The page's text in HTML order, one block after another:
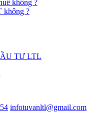
không ?
không ?
TƯ LTL
infotuvanltl@gmail.com